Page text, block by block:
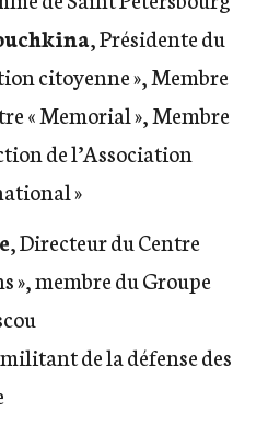
, Présidente du
citoyenne », Membre
« Memorial », Membre
de l’Association
»
, Directeur du Centre
», membre du Groupe
de la défense des